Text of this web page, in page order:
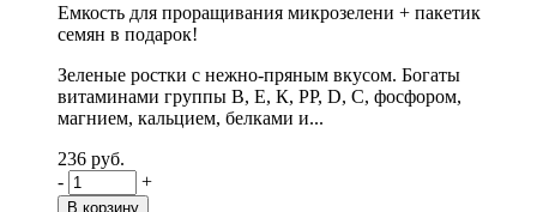
Емкость для проращивания микрозелени + пакетик
семян в подарок!
Зеленые ростки с нежно-пряным вкусом. Богаты
витаминами группы В, Е, К, PP, D, С, фосфором,
магнием, кальцием, белками и...
236 руб.
-
+